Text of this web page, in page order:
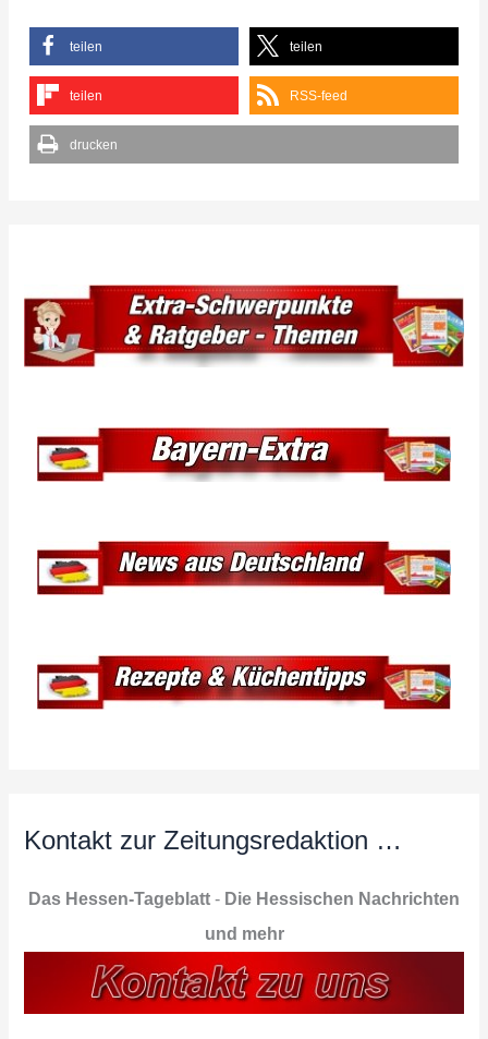
teilen teilen
teilen RSS-feed
drucken
Kontakt zur Zeitungsredaktion …
Das Hessen-Tageblatt - Die Hessischen Nachrichten
und mehr